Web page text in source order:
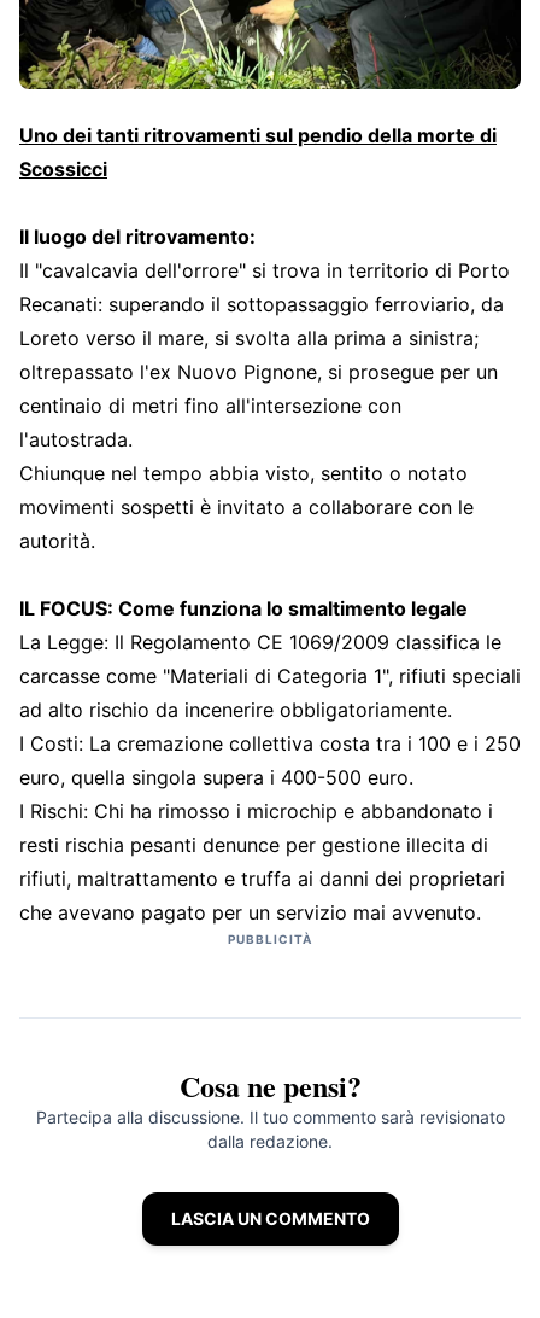
Uno dei tanti ritrovamenti sul pendio della morte di
Scossicci
Il luogo del ritrovamento:
Il "cavalcavia dell'orrore" si trova in territorio di Porto
Recanati: superando il sottopassaggio ferroviario, da
Loreto verso il mare, si svolta alla prima a sinistra;
oltrepassato l'ex Nuovo Pignone, si prosegue per un
centinaio di metri fino all'intersezione con
l'autostrada.
Chiunque nel tempo abbia visto, sentito o notato
movimenti sospetti è invitato a collaborare con le
autorità.
IL FOCUS: Come funziona lo smaltimento legale
La Legge: Il Regolamento CE 1069/2009 classifica le
carcasse come "Materiali di Categoria 1", rifiuti speciali
ad alto rischio da incenerire obbligatoriamente.
I Costi: La cremazione collettiva costa tra i 100 e i 250
euro, quella singola supera i 400-500 euro.
I Rischi: Chi ha rimosso i microchip e abbandonato i
resti rischia pesanti denunce per gestione illecita di
rifiuti, maltrattamento e truffa ai danni dei proprietari
che avevano pagato per un servizio mai avvenuto.
PUBBLICITÀ
Cosa ne pensi?
Partecipa alla discussione. Il tuo commento sarà revisionato
dalla redazione.
LASCIA UN COMMENTO